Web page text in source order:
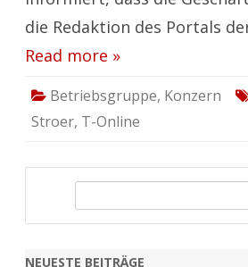
die Redaktion des Portals
Read more »
Betriebsgruppe, Konzern
Stroer, T-Online
rNEUESTE BEITRÄGE